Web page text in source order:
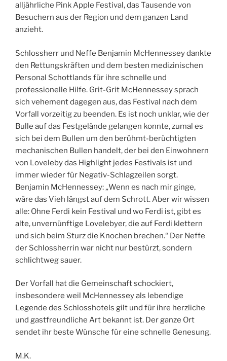
alljährliche Pink Apple Festival, das Tausende von
Besuchern aus der Region und dem ganzen Land
anzieht.
Schlossherr und Neffe Benjamin McHennessey dankte
den Rettungskräften und dem besten medizinischen
Personal Schottlands für ihre schnelle und
professionelle Hilfe. Grit-Grit McHennessey sprach
sich vehement dagegen aus, das Festival nach dem
Vorfall vorzeitig zu beenden. Es ist noch unklar, wie der
Bulle auf das Festgelände gelangen konnte, zumal es
sich bei dem Bullen um den berühmt-berüchtigten
mechanischen Bullen handelt, der bei den Einwohnern
von Loveleby das Highlight jedes Festivals ist und
immer wieder für Negativ-Schlagzeilen sorgt.
Benjamin McHennessey: „Wenn es nach mir ginge,
wäre das Vieh längst auf dem Schrott. Aber wir wissen
alle: Ohne Ferdi kein Festival und wo Ferdi ist, gibt es
alte, unvernünftige Lovelebyer, die auf Ferdi klettern
und sich beim Sturz die Knochen brechen.“ Der Neffe
der Schlossherrin war nicht nur bestürzt, sondern
schlichtweg sauer.
Der Vorfall hat die Gemeinschaft schockiert,
insbesondere weil McHennessey als lebendige
Legende des Schlosshotels gilt und für ihre herzliche
und gastfreundliche Art bekannt ist. Der ganze Ort
sendet ihr beste Wünsche für eine schnelle Genesung.
M.K.